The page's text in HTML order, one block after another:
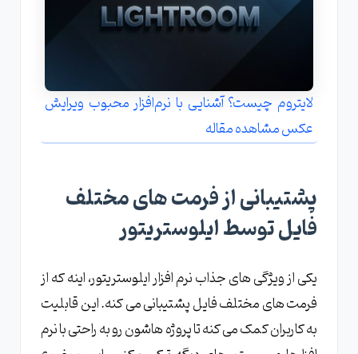
لایتروم چیست؟ آشنایی با نرم‌افزار محبوب ویرایش
عکس مشاهده مقاله
پشتیبانی از فرمت های مختلف
فایل توسط ایلوستریتور
یکی از ویژگی های جذاب نرم افزار ایلوستریتور، اینه که از
فرمت های مختلف فایل پشتیبانی می کنه. این قابلیت
به کاربران کمک می کنه تا پروژه هاشون رو به راحتی با نرم